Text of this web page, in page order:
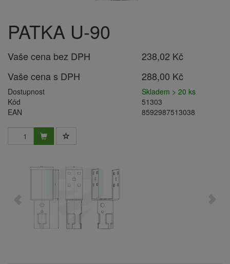
PATKA U-90
Vaše cena bez DPH
238,02 Kč
Vaše cena s DPH
288,00 Kč
Dostupnost
Skladem > 20 ks
Kód
51303
EAN
8592987513038